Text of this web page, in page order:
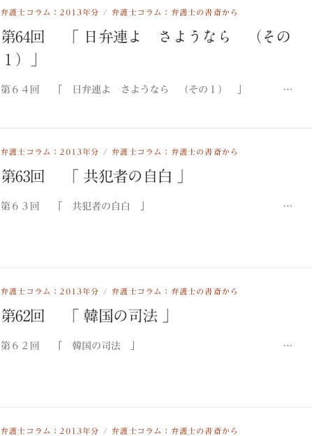
弁護士コラム：2013年分 /弁護士コラム：弁護士の書斎から
第64回 「 日弁連よ さようなら （その
１）」
第６４回 「 日弁連よ さようなら （その１） 」 …
弁護士コラム：2013年分 /弁護士コラム：弁護士の書斎から
第63回 「 共犯者の自白 」
第６３回 「 共犯者の自白 」 …
弁護士コラム：2013年分 /弁護士コラム：弁護士の書斎から
第62回 「 韓国の司法 」
第６２回 「 韓国の司法 」 …
弁護士コラム：2013年分 /弁護士コラム：弁護士の書斎から